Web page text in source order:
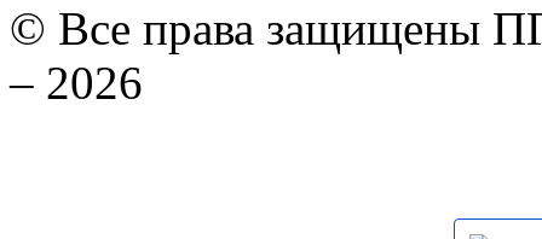
© Все права защищены
– 2026